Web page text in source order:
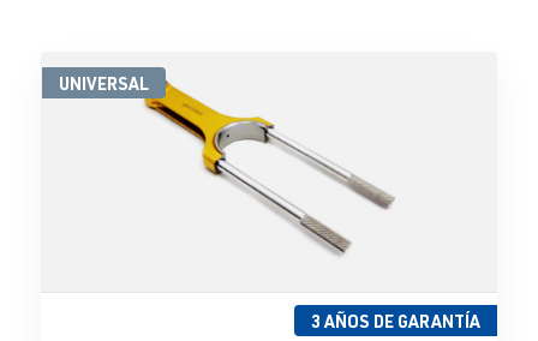
UNIVERSAL
3 AÑOS DE GARANTÍA